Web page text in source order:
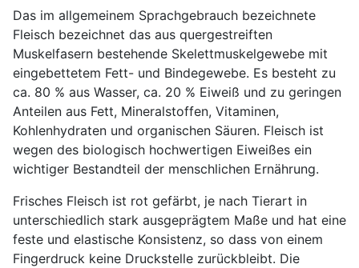
Das im allgemeinem Sprachgebrauch bezeichnete
Fleisch bezeichnet das aus quergestreiften
Muskelfasern bestehende Skelettmuskelgewebe mit
eingebettetem Fett- und Bindegewebe. Es besteht zu
ca. 80 % aus Wasser, ca. 20 % Eiweiß und zu geringen
Anteilen aus Fett, Mineralstoffen, Vitaminen,
Kohlenhydraten und organischen Säuren. Fleisch ist
wegen des biologisch hochwertigen Eiweißes ein
wichtiger Bestandteil der menschlichen Ernährung.
Frisches Fleisch ist rot gefärbt, je nach Tierart in
unterschiedlich stark ausgeprägtem Maße und hat eine
feste und elastische Konsistenz, so dass von einem
Fingerdruck keine Druckstelle zurückbleibt. Die